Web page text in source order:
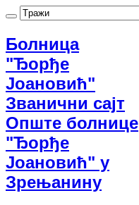
Болница
"Ђорђе
Јоановић"
Званични сајт
Опште болнице
"Ђорђе
Јоановић" у
Зрењанину